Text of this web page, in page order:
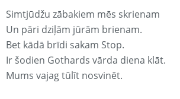
Simtjūdžu zābakiem mēs skrienam
Un pāri dziļām jūrām brienam.
Bet kādā brīdi sakam Stop.
Ir šodien Gothards vārda diena klāt.
Mums vajag tūlīt nosvinēt.